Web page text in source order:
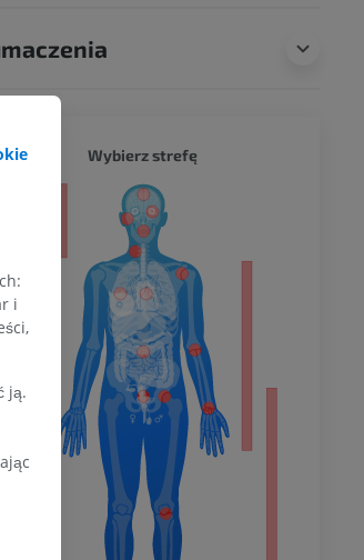
Wybierz strefę
i
ją.